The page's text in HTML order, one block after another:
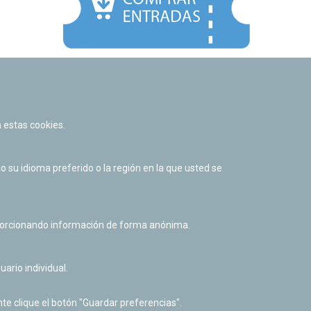
Política de cookies
Derecho de acceso a información pública
cookies.
su idioma preferido o la región en la que usted se
información de forma anónima.
individual.
clique el botón "Guardar preferencias".